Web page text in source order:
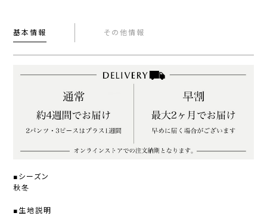
基本情報 その他情報
■シーズン
秋冬
■生地説明